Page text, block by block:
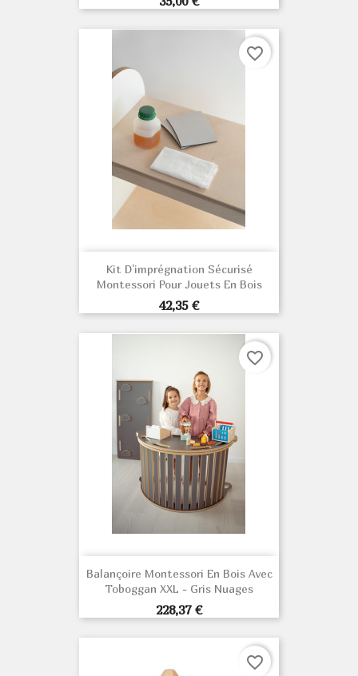
Kit D'imprégnation Sécurisé
Montessori Pour Jouets En Bois
Prix
42,35 €
favorite_border
Balançoire Montessori En Bois Avec
Toboggan XXL - Gris Nuages
Prix
228,37 €
favorite_border
favorite_border